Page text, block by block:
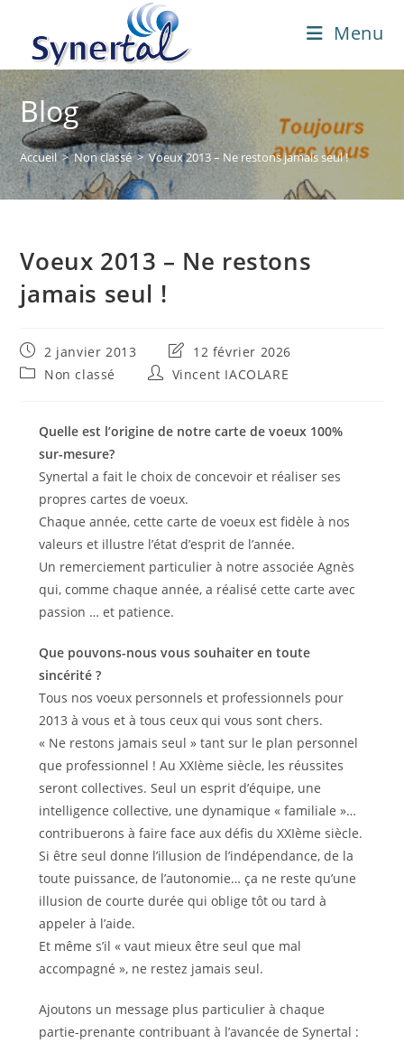
content
Menu
Blog
Accueil > Non classé > Voeux 2013 – Ne restons jamais seul !
Voeux 2013 – Ne restons
jamais seul !
Publication
publiée :
2 janvier 2013
Dernière
modification
de
12 février 2026
PostNon classé
Auteur/autrice
publication :
Vincent IACOLARE
Quelle est l’origine de notre carte de voeux 100%
sur-mesure?
Synertal a fait le choix de concevoir et réaliser ses
propres cartes de voeux.
Chaque année, cette carte de voeux est fidèle à nos
valeurs et illustre l’état d’esprit de l’année.
Un remerciement particulier à notre associée Agnès
qui, comme chaque année, a réalisé cette carte avec
passion … et patience.
Que pouvons-nous vous souhaiter en toute
sincérité ?
Tous nos voeux personnels et professionnels pour
2013 à vous et à tous ceux qui vous sont chers.
« Ne restons jamais seul » tant sur le plan personnel
que professionnel ! Au XXIème siècle, les réussites
seront collectives. Seul un esprit d’équipe, une
intelligence collective, une dynamique « familiale »…
contribuerons à faire face aux défis du XXIème siècle.
Si être seul donne l’illusion de l’indépendance, de la
toute puissance, de l’autonomie… ça ne reste qu’une
illusion de courte durée qui oblige tôt ou tard à
appeler à l’aide.
Et même s’il « vaut mieux être seul que mal
accompagné », ne restez jamais seul.
Ajoutons un message plus particulier à chaque
partie-prenante contribuant à l’avancée de Synertal :